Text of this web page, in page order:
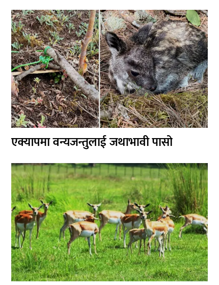
एक्यापमा वन्यजन्तुलाई जथाभावी पासो